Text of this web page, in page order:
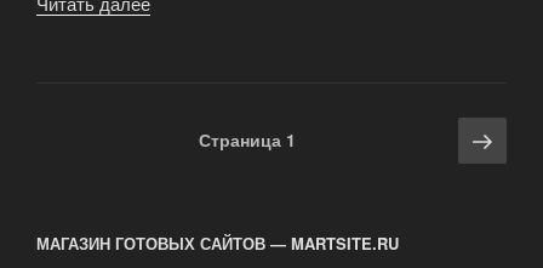
Страница 1
МАГАЗИН ГОТОВЫХ САЙТОВ — MARTSITE.RU